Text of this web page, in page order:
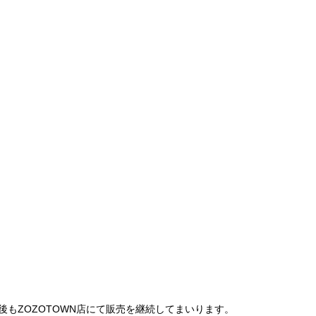
ZOZOTOWN店にて販売を継続してまいります。